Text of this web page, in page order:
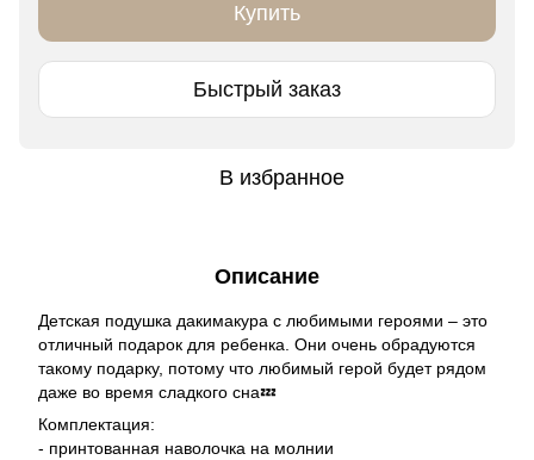
Купить
Быстрый заказ
В избранное
Описание
Детская подушка дакимакура с любимыми героями – это
отличный подарок для ребенка. Они очень обрадуются
такому подарку, потому что любимый герой будет рядом
даже во время сладкого сна💤
Комплектация:
- принтованная наволочка на молнии